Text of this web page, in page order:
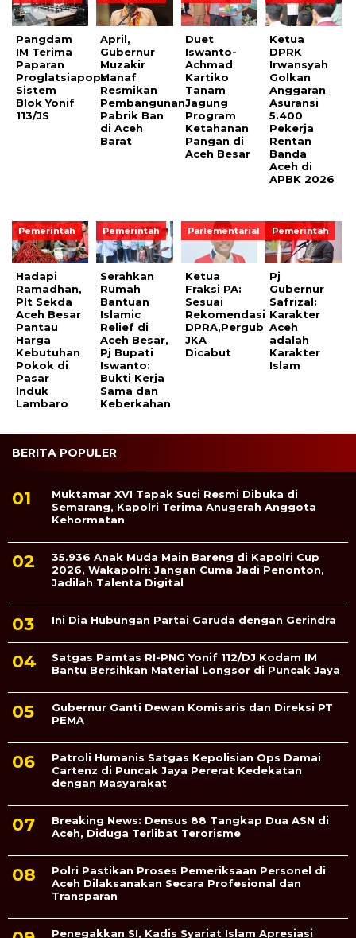
Pangdam
IM Terima
Paparan
Proglatsiapops
Sistem
Blok Yonif
113/JS
April,
Gubernur
Muzakir
Manaf
Resmikan
Pembangunan
Pabrik Ban
di Aceh
Barat
Duet
Iswanto-
Achmad
Kartiko
Tanam
Jagung
Program
Ketahanan
Pangan di
Aceh Besar
Ketua
DPRK
Irwansyah
Golkan
Anggaran
Asuransi
5.400
Pekerja
Rentan
Banda
Aceh di
APBK 2026
Pemerintah
Hadapi
Ramadhan,
Plt Sekda
Aceh Besar
Pantau
Harga
Kebutuhan
Pokok di
Pasar
Induk
Lambaro
Pemerintah
Serahkan
Rumah
Bantuan
Islamic
Relief di
Aceh Besar,
Pj Bupati
Iswanto:
Bukti Kerja
Sama dan
Keberkahan
Parlementarial
Ketua
Fraksi PA:
Sesuai
Rekomendasi
DPRA,Pergub
JKA
Dicabut
Pemerintah
Pj
Gubernur
Safrizal:
Karakter
Aceh
adalah
Karakter
Islam
BERITA POPULER
Muktamar XVI Tapak Suci Resmi Dibuka di
Semarang, Kapolri Terima Anugerah Anggota
Kehormatan
35.936 Anak Muda Main Bareng di Kapolri Cup
2026, Wakapolri: Jangan Cuma Jadi Penonton,
Jadilah Talenta Digital
Ini Dia Hubungan Partai Garuda dengan Gerindra
Satgas Pamtas RI-PNG Yonif 112/DJ Kodam IM
Bantu Bersihkan Material Longsor di Puncak Jaya
Gubernur Ganti Dewan Komisaris dan Direksi PT
PEMA
Patroli Humanis Satgas Kepolisian Ops Damai
Cartenz di Puncak Jaya Pererat Kedekatan
dengan Masyarakat
Breaking News: Densus 88 Tangkap Dua ASN di
Aceh, Diduga Terlibat Terorisme
Polri Pastikan Proses Pemeriksaan Personel di
Aceh Dilaksanakan Secara Profesional dan
Transparan
Penegakkan SI, Kadis Syariat Islam Apresiasi